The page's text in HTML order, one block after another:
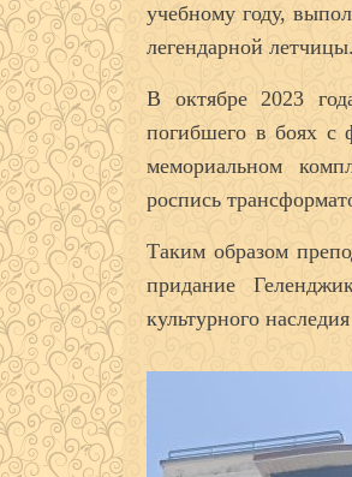
учебному году,
легендарной летчицы.
В октябре 2023
погибшего в боях с
мемориальном
роспись
Таким образом
придание
культурного